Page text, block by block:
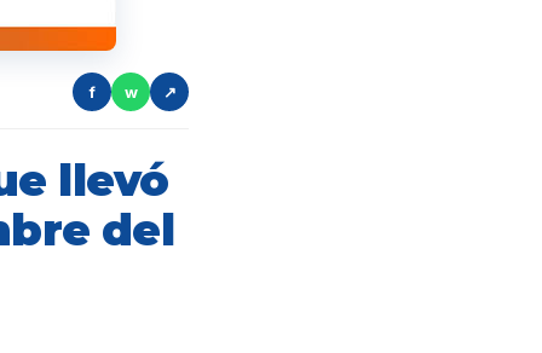
f w ↗
llevó
del